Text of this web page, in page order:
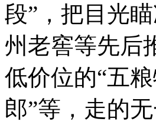
段”，把目光
州老窖等先后
低价位的“五
郎”等，走的